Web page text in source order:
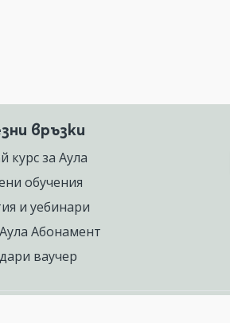
връзки
курс за Аула
обучения
и уебинари
Абонамент
ваучер